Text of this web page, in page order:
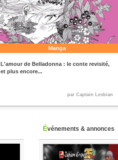
Manga
L'amour de Belladonna : le conte revisité,
et plus encore...
par Captain Lesbian
Événements & annonces